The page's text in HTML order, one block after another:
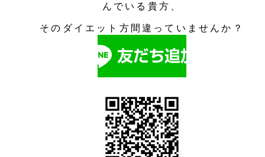
んでいる貴方、
そのダイエット方間違っていませんか？